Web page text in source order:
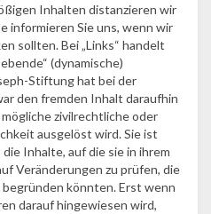
Inhalten distanzieren wir
informieren Sie uns, wenn wir
sollten. Bei „Links“ handelt
(dynamische)
Stiftung hat bei der
den fremden Inhalt daraufhin
zivilrechtliche oder
ausgelöst wird. Sie ist
Inhalte, auf die sie in ihrem
Veränderungen zu prüfen, die
könnten. Erst wenn
darauf hingewiesen wird,